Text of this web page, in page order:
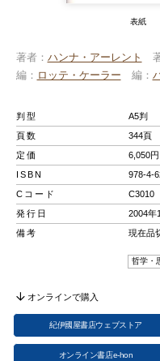
表紙
著者 ハンナ・アーレント
編
ロッテ・ケーラー 編
判型
A5判
頁数
344頁
定価
6,050円
ISBN
978-4-
Cコード
C3010
発行日
2004年
備考
現在品
哲学・
オンラインで購入
紀伊國屋書店ウェブストア
オンライン書店e-hon